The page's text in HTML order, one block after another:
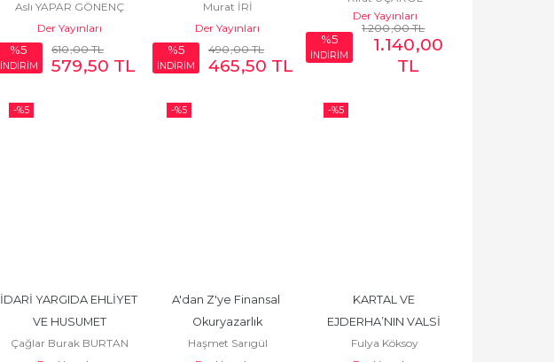
Aslı YAPAR GÖNENÇ
Der Yayınları
%5
İNDİRİM
610,00TL
579,50 TL
İDEOLOJİLERİ
Murat İRİ
Der Yayınları
%5
İNDİRİM
490,00TL
465,50 TL
Der Yayınları
%5
İNDİRİM
1.200,00TL
1.140,00
TL
-%5
İDARİ YARGIDA EHLİYET
VE HUSUMET
Çağlar Burak BURTAN
-%5
A'dan Z'ye Finansal
Okuryazarlık
Haşmet Sarıgül
-%5
KARTAL VE
EJDERHA’NIN VALSİ
AMERİKA – ÇİN
Fulya Köksoy